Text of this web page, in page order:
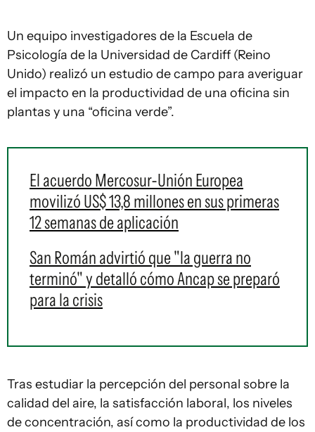
Un equipo investigadores de la Escuela de
Psicología de la Universidad de Cardiff (Reino
Unido) realizó un estudio de campo para averiguar
el impacto en la productividad de una oficina sin
plantas y una “oficina verde”.
El acuerdo Mercosur-Unión Europea
movilizó US$ 13,8 millones en sus primeras
12 semanas de aplicación
San Román advirtió que "la guerra no
terminó" y detalló cómo Ancap se preparó
para la crisis
Tras estudiar la percepción del personal sobre la
calidad del aire, la satisfacción laboral, los niveles
de concentración, así como la productividad de los